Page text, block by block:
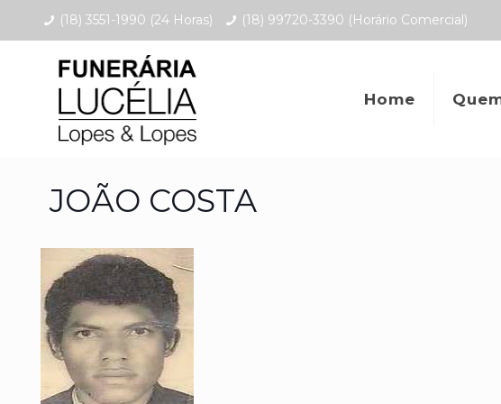
(18) 3551-1990 (24 Horas) (18) 99720-3390 (Horário Comercial)
Home
JOÃO COSTA